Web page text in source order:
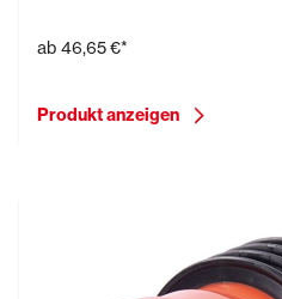
ab 46,65 €*
Produkt anzeigen